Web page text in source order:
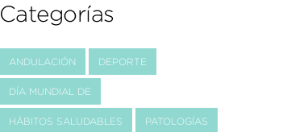
Categorías
ANDULACIÓN DEPORTE
DÍA MUNDIAL DE
HÁBITOS SALUDABLES PATOLOGÍAS